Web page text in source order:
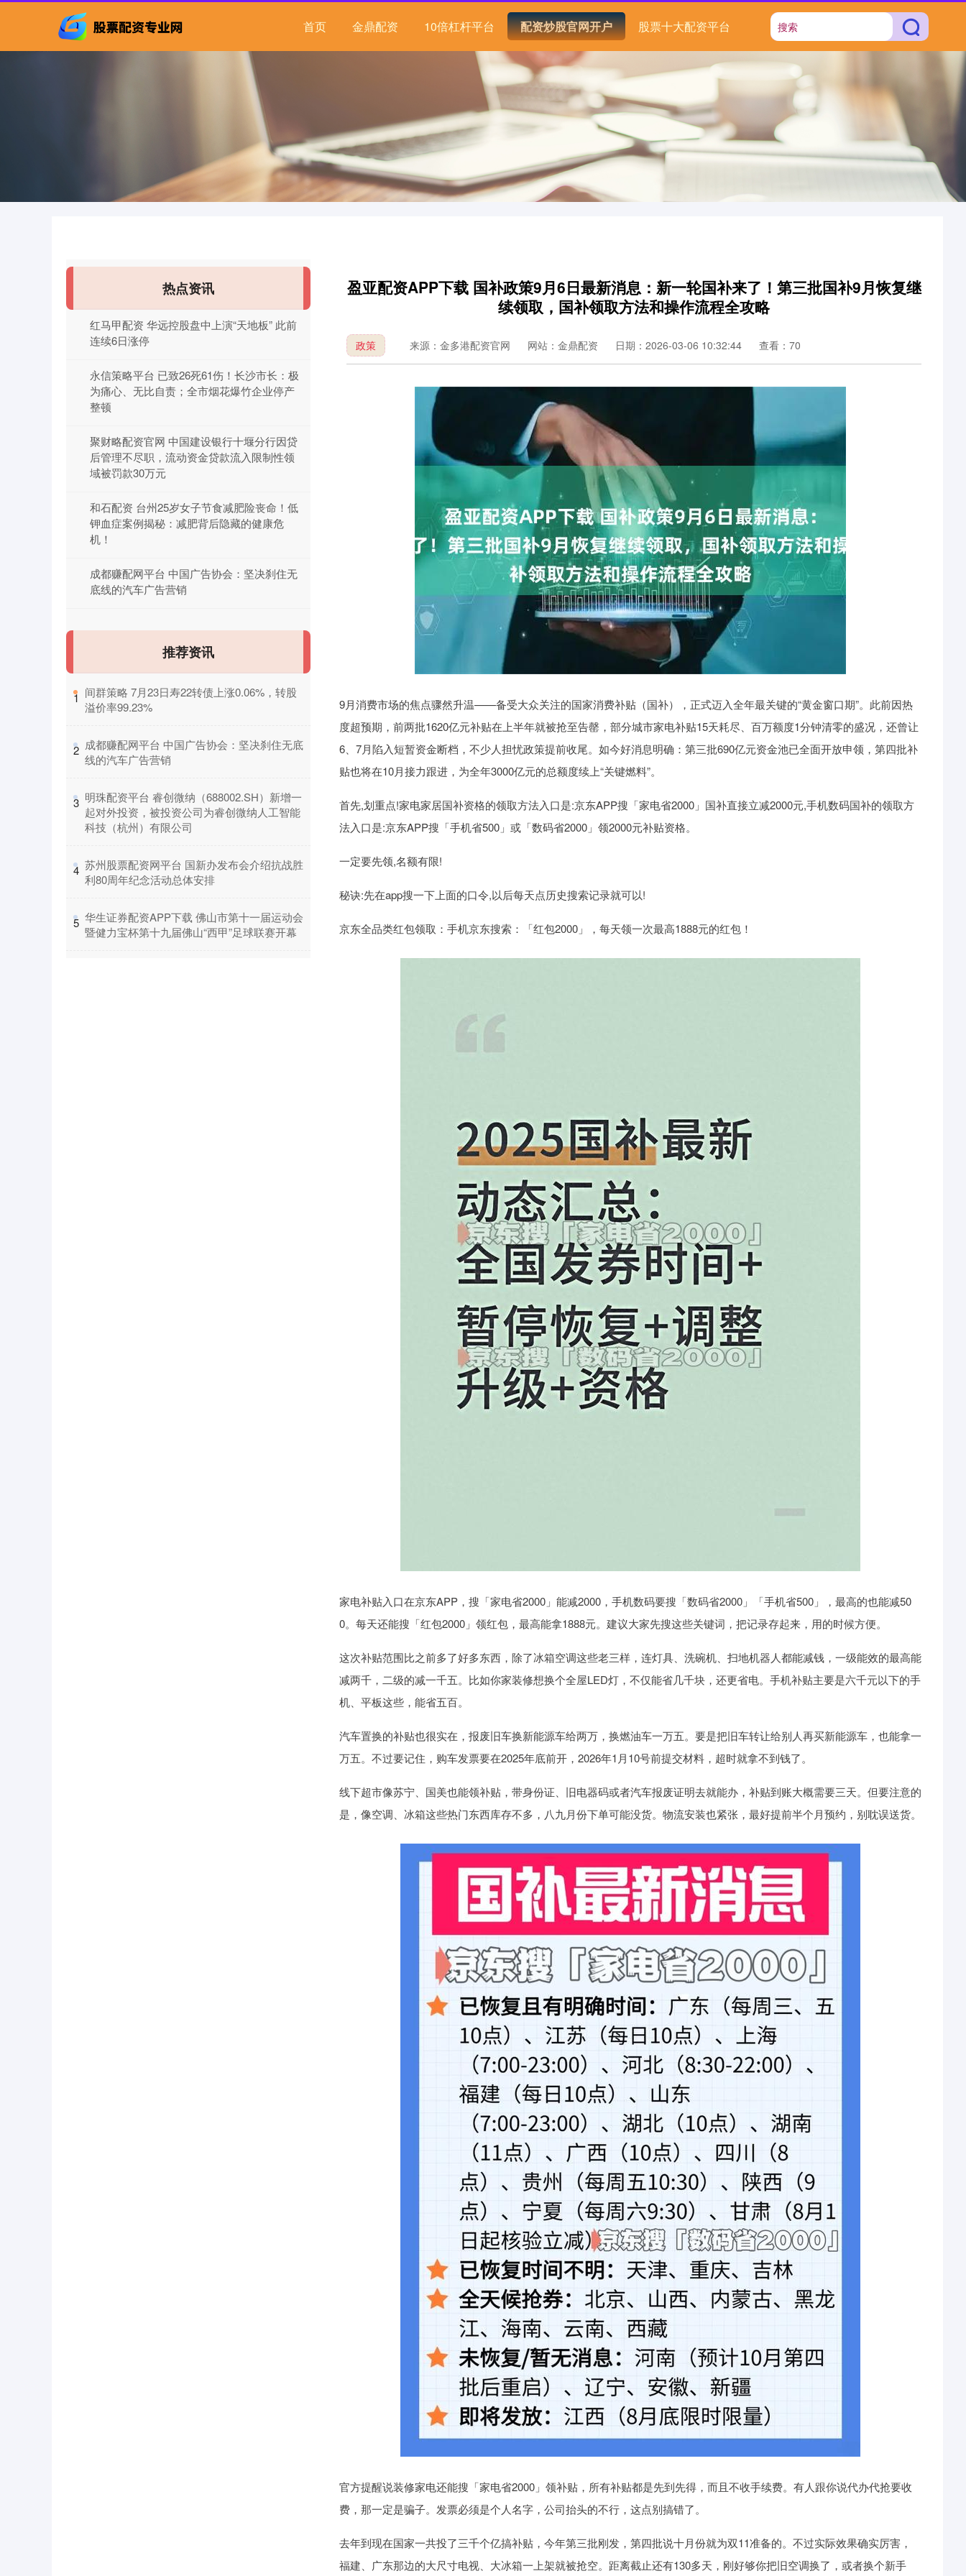
首页 金鼎配资 10倍杠杆平台 配资炒股官网开户 股票十大配资平台
盈亚配资APP下载 国补政策9月6日最新消息：新一轮国补来了！第三批国补9月恢复继
续领取，国补领取方法和操作流程全攻略
政策 来源：金多港配资官网 网站：金鼎配资 日期：2026-03-06 10:32:44 查看：70
9月消费市场的焦点骤然升温——备受大众关注的国家消费补贴（国补），正式迈入全年最关键的“黄金窗口期”。此前因热
度超预期，前两批1620亿元补贴在上半年就被抢至告罄，部分城市家电补贴15天耗尽、百万额度1分钟清零的盛况，还曾让
6、7月陷入短暂资金断档，不少人担忧政策提前收尾。如今好消息明确：第三批690亿元资金池已全面开放申领，第四批补
贴也将在10月接力跟进，为全年3000亿元的总额度续上“关键燃料”。
首先,划重点!家电家居国补资格的领取方法入口是:京东APP搜「家电省2000」国补直接立减2000元,手机数码国补的领取方
法入口是:京东APP搜「手机省500」或「数码省2000」领2000元补贴资格。
一定要先领,名额有限!
秘诀:先在app搜一下上面的口令,以后每天点历史搜索记录就可以!
京东全品类红包领取：手机京东搜索：「红包2000」，每天领一次最高1888元的红包！
家电补贴入口在京东APP，搜「家电省2000」能减2000，手机数码要搜「数码省2000」「手机省500」，最高的也能减50
0。每天还能搜「红包2000」领红包，最高能拿1888元。建议大家先搜这些关键词，把记录存起来，用的时候方便。
这次补贴范围比之前多了好多东西，除了冰箱空调这些老三样，连灯具、洗碗机、扫地机器人都能减钱，一级能效的最高能
减两千，二级的减一千五。比如你家装修想换个全屋LED灯，不仅能省几千块，还更省电。手机补贴主要是六千元以下的手
机、平板这些，能省五百。
汽车置换的补贴也很实在，报废旧车换新能源车给两万，换燃油车一万五。要是把旧车转让给别人再买新能源车，也能拿一
万五。不过要记住，购车发票要在2025年底前开，2026年1月10号前提交材料，超时就拿不到钱了。
线下超市像苏宁、国美也能领补贴，带身份证、旧电器码或者汽车报废证明去就能办，补贴到账大概需要三天。但要注意的
是，像空调、冰箱这些热门东西库存不多，八九月份下单可能没货。物流安装也紧张，最好提前半个月预约，别耽误送货。
官方提醒说装修家电还能搜「家电省2000」领补贴，所有补贴都是先到先得，而且不收手续费。有人跟你说代办代抢要收
费，那一定是骗子。发票必须是个人名字，公司抬头的不行，这点别搞错了。
去年到现在国家一共投了三千个亿搞补贴，今年第三批刚发，第四批说十月份就为双11准备的。不过实际效果确实厉害，
福建、广东那边的大尺寸电视、大冰箱一上架就被抢空。距离截止还有130多天，刚好够你把旧空调换了，或者换个新手
热点资讯
红马甲配资 华远控股盘中上演“天地板” 此前
连续6日涨停
永信策略平台 已致26死61伤！长沙市长：极
为痛心、无比自责；全市烟花爆竹企业停产
整顿
聚财略配资官网 中国建设银行十堰分行因贷
后管理不尽职，流动资金贷款流入限制性领
域被罚款30万元
和石配资 台州25岁女子节食减肥险丧命！低
钾血症案例揭秘：减肥背后隐藏的健康危
机！
成都赚配网平台 中国广告协会：坚决刹住无
底线的汽车广告营销
推荐资讯
1 ​间群策略 7月23日寿22转债上涨0.06%，转股
溢价率99.23%
2 ​成都赚配网平台 中国广告协会：坚决刹住无底
线的汽车广告营销
3 ​明珠配资平台 睿创微纳（688002.SH）新增一
起对外投资，被投资公司为睿创微纳人工智能
科技（杭州）有限公司
4 ​苏州股票配资网平台 国新办发布会介绍抗战胜
利80周年纪念活动总体安排
5 ​华生证券配资APP下载 佛山市第十一届运动会
暨健力宝杯第十九届佛山“西甲”足球联赛开幕